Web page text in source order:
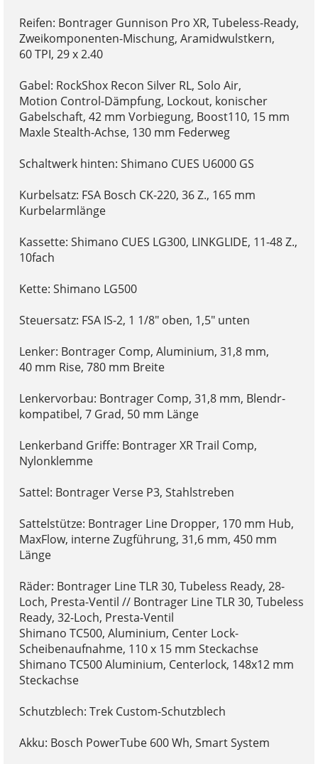
Reifen: Bontrager Gunnison Pro XR, Tubeless-Ready,
Zweikomponenten-Mischung, Aramidwulstkern,
60 TPI, 29 x 2.40
Gabel: RockShox Recon Silver RL, Solo Air,
Motion Control-Dämpfung, Lockout, konischer
Gabelschaft, 42 mm Vorbiegung, Boost110, 15 mm
Maxle Stealth-Achse, 130 mm Federweg
Schaltwerk hinten: Shimano CUES U6000 GS
Kurbelsatz: FSA Bosch CK-220, 36 Z., 165 mm
Kurbelarmlänge
Kassette: Shimano CUES LG300, LINKGLIDE, 11-48 Z.,
10fach
Kette: Shimano LG500
Steuersatz: FSA IS-2, 1 1/8" oben, 1,5" unten
Lenker: Bontrager Comp, Aluminium, 31,8 mm,
40 mm Rise, 780 mm Breite
Lenkervorbau: Bontrager Comp, 31,8 mm, Blendr-
kompatibel, 7 Grad, 50 mm Länge
Lenkerband Griffe: Bontrager XR Trail Comp,
Nylonklemme
Sattel: Bontrager Verse P3, Stahlstreben
Sattelstütze: Bontrager Line Dropper, 170 mm Hub,
MaxFlow, interne Zugführung, 31,6 mm, 450 mm
Länge
Räder: Bontrager Line TLR 30, Tubeless Ready, 28-
Loch, Presta-Ventil // Bontrager Line TLR 30, Tubeless
Ready, 32-Loch, Presta-Ventil
Shimano TC500, Aluminium, Center Lock-
Scheibenaufnahme, 110 x 15 mm Steckachse
Shimano TC500 Aluminium, Centerlock, 148x12 mm
Steckachse
Schutzblech: Trek Custom-Schutzblech
Akku: Bosch PowerTube 600 Wh, Smart System